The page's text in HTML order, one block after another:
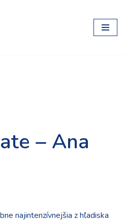
– Ana
najintenzívnejšia z hľadiska